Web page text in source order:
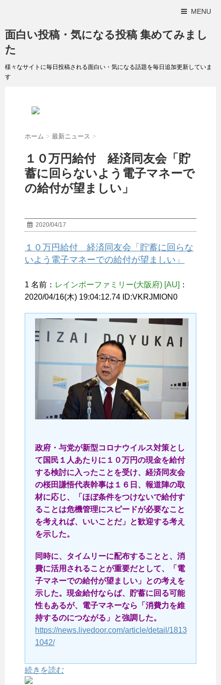
MENU
面白い投稿・気になる投稿 集めてみまし
た
様々なサイトに毎日投稿される面白い・気になる話題を毎日追加更新していま
す
ホーム > 最新ニュース >
１０万円給付 経済同友会「貯
蓄に回らないよう電子マネーで
の給付が望ましい」
2020/04/17
１０万円給付 経済同友会「貯蓄に回らな
いよう電子マネーでの給付が望ましい」
1 名前： レインボーファミリー(大阪府) [AU] ：
2020/04/16(木) 19:04:12.74 ID:VKRJMlON0
政府・与党が新型コロナウイルス対策とし
て国民１人あたりに１０万円の現金を給付
する検討に入ったことを受け、経済同友会
の桜田謙悟代表幹事は１６日、報道陣の取
材に応じ、「ほぼ条件をつけないで給付す
ることは危機管理にスピードが必要なこと
を考えれば、いいことだ」と歓迎する考え
を示した。
同時に、タイムリーに配布することと、消
費に活用されることが重要だとして、「電
子マネーでの給付が望ましい」との考えを
示した。現金給付ならば、貯蓄に回る可能
性もあるが、電子マネーなら「消費力を維
持するのにつながる」と強調した。
https://news.livedoor.com/article/detail/1813
1042/
続きを読む